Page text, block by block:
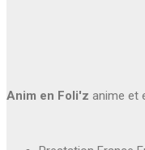
Anim en Foli'z anime et